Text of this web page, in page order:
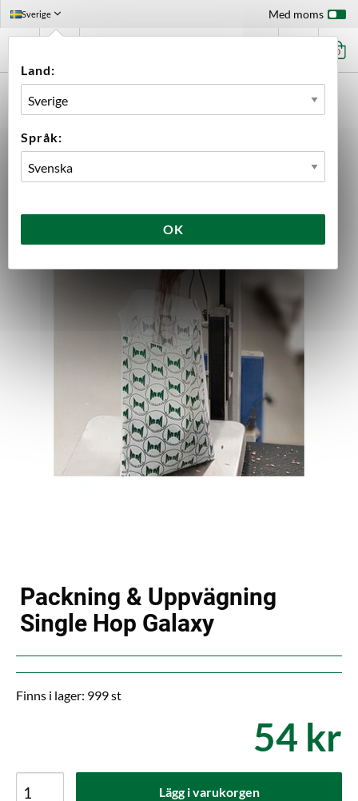
Sverige
Land:
Språk:
OK
Med moms
0
PACKNING & UPPVÄGNING SINGLE HOP GALAXY
Packning & Uppvägning
Single Hop Galaxy
Finns i lager: 999 st
54 kr
Lägg i varukorgen